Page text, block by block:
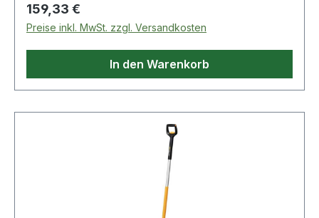
Regulärer Preis:
159,33 €
Preise inkl. MwSt. zzgl. Versandkosten
In den Warenkorb